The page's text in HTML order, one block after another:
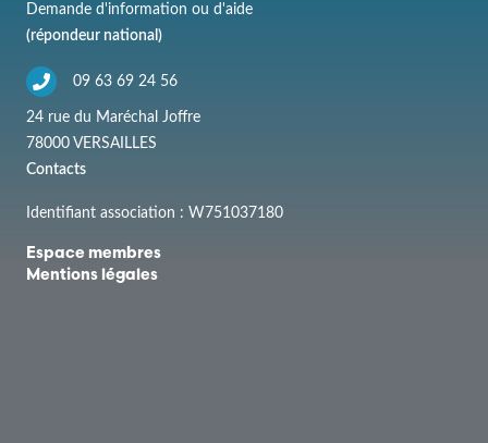
Demande d'information ou d'aide
(répondeur national)
09 63 69 24 56
24 rue du Maréchal Joffre
78000 VERSAILLES
Contacts
Identifiant association : W751037180
Espace membres
Mentions légales